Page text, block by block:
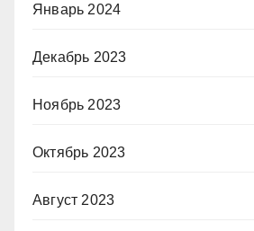
Январь 2024
Декабрь 2023
Ноябрь 2023
Октябрь 2023
Август 2023